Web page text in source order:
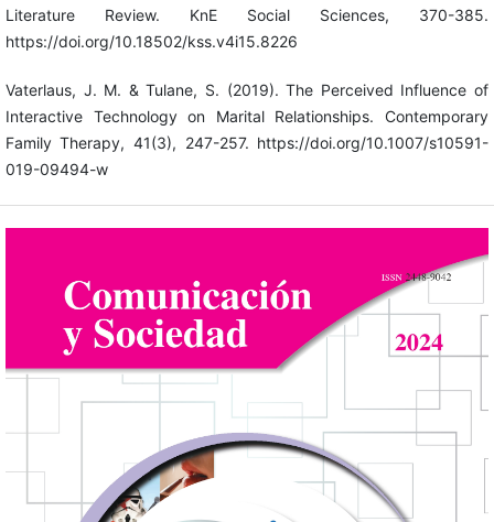
Literature Review. KnE Social Sciences, 370-385.
https://doi.org/10.18502/kss.v4i15.8226
Vaterlaus, J. M. & Tulane, S. (2019). The Perceived Influence of
Interactive Technology on Marital Relationships. Contemporary
Family Therapy, 41(3), 247-257. https://doi.org/10.1007/s10591-
019-09494-w